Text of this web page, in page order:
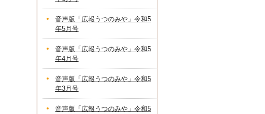
音声版「広報うつのみや」令和5
年5月号
音声版「広報うつのみや」令和5
年4月号
音声版「広報うつのみや」令和5
年3月号
音声版「広報うつのみや」令和5